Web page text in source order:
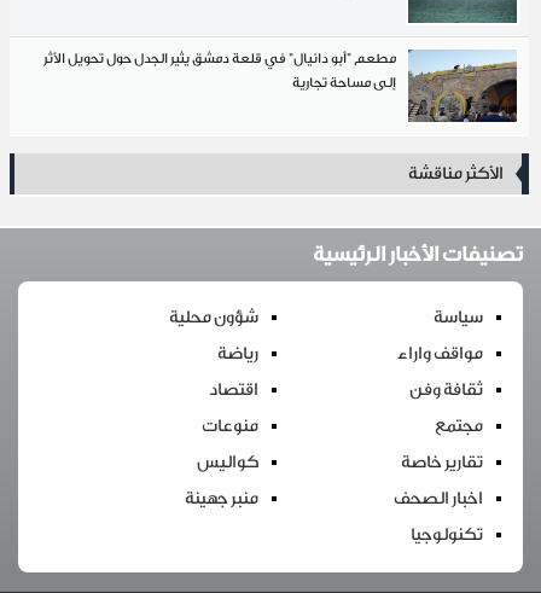
مطعم "أبو دانيال" في قلعة دمشق يثير الجدل حول تحويل الأثر
إلى مساحة تجارية
الأكثر مناقشة
تصنيفات الأخبار الرئيسية
سياسة
شؤون محلية
مواقف واراء
رياضة
ثقافة وفن
اقتصاد
مجتمع
منوعات
تقارير خاصة
كواليس
اخبار الصحف
منبر جهينة
تكنولوجيا